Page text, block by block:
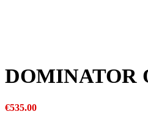
DOMINATOR
€535.00